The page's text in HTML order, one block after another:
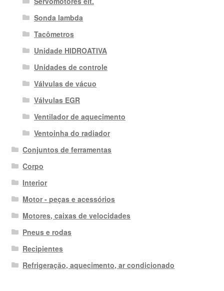
Sonda lambda
Tacômetros
Unidade HIDROATIVA
Unidades de controle
Válvulas de vácuo
Válvulas EGR
Ventilador de aquecimento
Ventoinha do radiador
Conjuntos de ferramentas
Corpo
Interior
Motor - peças e acessórios
Motores, caixas de velocidades
Pneus e rodas
Recipientes
Refrigeração, aquecimento, ar condicionado